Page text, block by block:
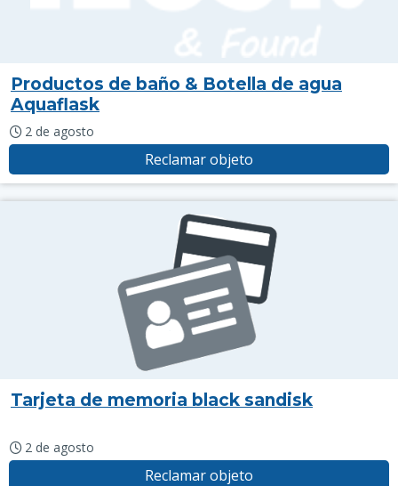
Productos de baño & Botella de agua
Aquaflask
2 de agosto
Reclamar objeto
Tarjeta de memoria black sandisk
2 de agosto
Reclamar objeto